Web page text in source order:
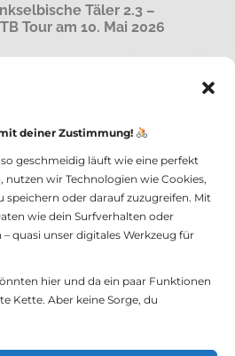
deiner Zustimmung!
geschmeidig läuft wie eine perfekt
nutzen wir Technologien wie Cookies,
speichern oder darauf zuzugreifen. Mit
wie dein Surfverhalten oder
quasi unser digitales Werkzeug für
hier und da ein paar Funktionen
Kette. Aber keine Sorge, du
Täler 2.3 –
Tour am 10. Mai 2026
am Sonntag,
- Impressum und